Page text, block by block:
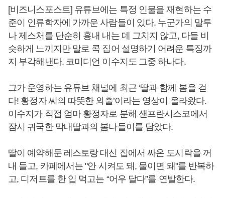
[비즈니스포스트] 유튜브에는 특정 인물을 재현하는 수
준이 인류학자에 가까운 사람들이 있다. 누군가의 말투
나 제스처를 단순히 흉내 내는 데 그치지 않고, 다들 비
슷하게 느끼지만 말로 콕 집어 설명하기 어려운 특징까
지 부각해낸다. 코미디언 이수지도 그중 하나다.
그가 운영하는 유튜브 채널에 최근 ‘딸과 함께 봄을 걷
다! 황정자 씨의 따뜻한 외출’이라는 영상이 올라왔다.
이수지가 직접 엄마 황정자로 분해 샌프란시스코에서
잠시 귀국한 막내딸과의 봄나들이를 담았다.
딸이 예약해둔 레스토랑 대신 집에서 싸온 도시락을 꺼
내 들고, 카페에서는 "안 시켜도 돼, 물이면 돼"를 반복하
고, 디저트를 한 입 먹고는 “어우 달다”를 연발한다.